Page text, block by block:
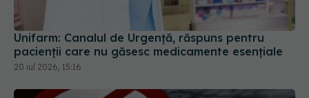
Unifarm: Canalul de Urgență, răspuns pentru
pacienții care nu găsesc medicamente esențiale
20 iul 2026, 15:16